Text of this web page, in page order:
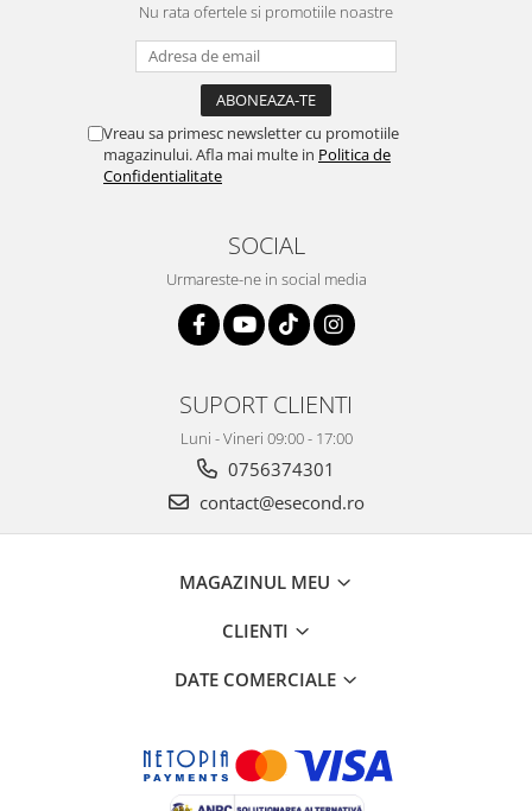
Sporturi acvatice
TV, Audio & Foto
Aparate Foto & Accesorii
Home Cinema & Audio
Playere, Boxe & Casti
Curatenie si intretinere
Nu rata ofertele si promotiile noastre
Vreau sa primesc newsletter cu promotiile
magazinului. Afla mai multe in Politica de
Confidentialitate
SOCIAL
Urmareste-ne in social media
SUPORT CLIENTI
Luni - Vineri 09:00 - 17:00
0756374301
contact@esecond.ro
MAGAZINUL MEU
CLIENTI
DATE COMERCIALE